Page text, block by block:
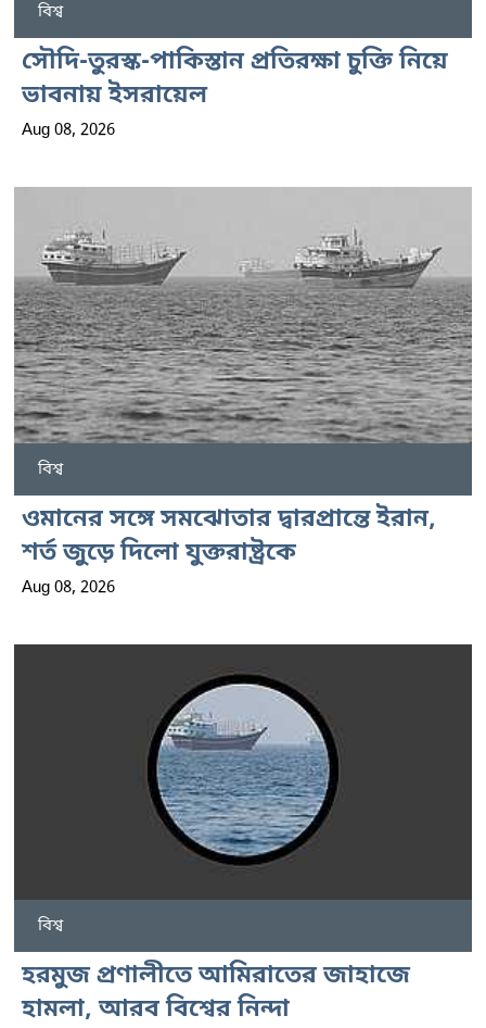
বিশ্ব
সৌদি-তুরস্ক-পাকিস্তান প্রতিরক্ষা চুক্তি নিয়ে
ভাবনায় ইসরায়েল
Aug 08, 2026
বিশ্ব
ওমানের সঙ্গে সমঝোতার দ্বারপ্রান্তে ইরান,
শর্ত জুড়ে দিলো যুক্তরাষ্ট্রকে
Aug 08, 2026
বিশ্ব
হরমুজ প্রণালীতে আমিরাতের জাহাজে
হামলা, আরব বিশ্বের নিন্দা